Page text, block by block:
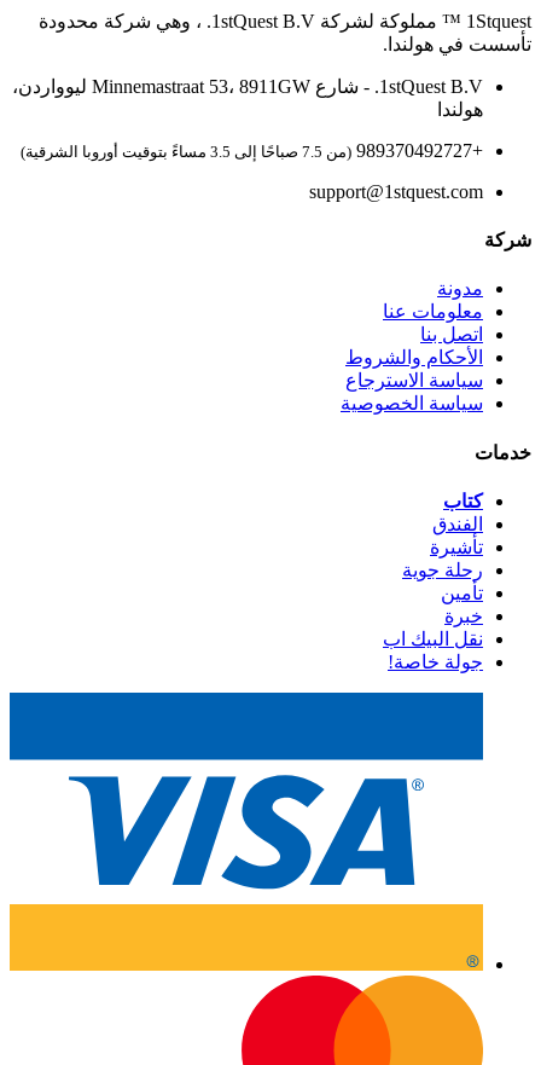
1Stquest ™ مملوكة لشركة 1stQuest B.V. ، وهي شركة محدودة
تأسست في هولندا.
1stQuest B.V. - شارع Minnemastraat 53، 8911GW ليوواردن،
هولندا
+989370492727
(من 7.5 صباحًا إلى 3.5 مساءً بتوقيت أوروبا الشرقية)
support@1stquest.com
شركة
مدونة
معلومات عنا
اتصل بنا
الأحكام والشروط
سياسة الاسترجاع
سياسة الخصوصية
خدمات
كتاب
الفندق
تأشيرة
رحلة جوية
تأمين
خبرة
نقل البيك اب
جولة خاصة!